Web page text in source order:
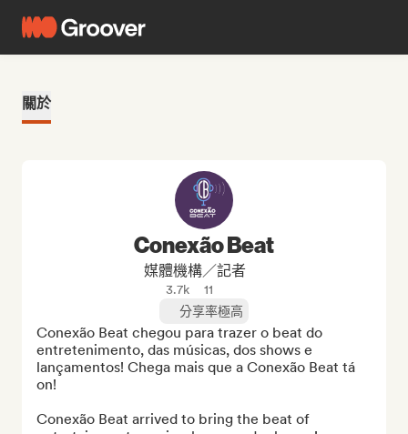
關於
Conexão Beat
媒體機構／記者
3.7k
11
分享率極高
Conexão Beat chegou para trazer o beat do
entretenimento, das músicas, dos shows e
lançamentos! Chega mais que a Conexão Beat tá
on!
Conexão Beat arrived to bring the beat of